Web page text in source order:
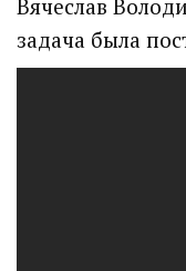
Вячеслав
задача была